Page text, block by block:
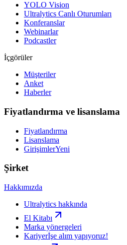
YOLO Vision
Ultralytics Canlı Oturumları
Konferanslar
Webinarlar
Podcastler
İçgörüler
Müşteriler
Anket
Haberler
Fiyatlandırma ve lisanslama
Fiyatlandırma
Lisanslama
GirişimlerYeni
Şirket
Hakkımızda
Ultralytics hakkında
El Kitabı
Marka yönergeleri
Kariyerİşe alım yapıyoruz!